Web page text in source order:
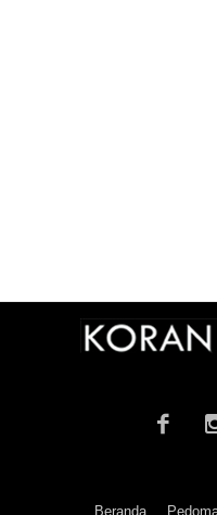
Beranda